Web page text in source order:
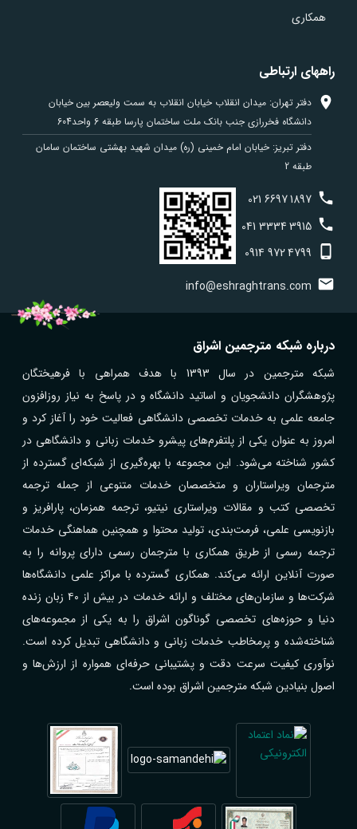
همکاری
راههای ارتباطی
دفتر تهران: میدان انقلاب خیابان انقلاب به سمت ولیعصر بین خیابان
دانشگاه فخررازی جنب بانک ملت ساختمان پارسا طبقه 6 واحد604
دفتر تبریز: خیابان امام خمینی (ره) میدان شهید بهشتی ساختمان سامان
طبقه 2
021 66971897
041 33343915
0914 9724799
info@eshraghtrans.com
درباره شبکه مترجمین اشراق
شبکه مترجمین در سال 1393 با هدف همراهی با فرهیختگان
پژوهشگران دانشجویان و اساتید دانشگاه و در پاسخ به نیاز روزافزون
جامعه علمی به خدمات تخصصی دانشگاهی فعالیت خود را آغاز کرد و
امروز به عنوان یکی از پلتفرم‌های پیشرو خدمات زبانی و دانشگاهی در
کشور شناخته می‌شود. این مجموعه با بهره‌گیری از شبکه‌ای گسترده از
مترجمان ویراستاران و متخصصان خدمات متنوعی از جمله ترجمه
تخصصی کتب و مقالات ویراستاری نیتیو، ترجمه همزمان، پارافریز و
بازنویسی علمی، فرمت‌بندی، تولید محتوا و همچنین هماهنگی خدمات
ترجمه رسمی از طریق همکاری با مترجمان رسمی دارای پروانه را به
صورت آنلاین ارائه می‌کند. همکاری گسترده با مراکز علمی دانشگاه‌ها
شرکت‌ها و سازمان‌های مختلف و ارائه خدمات در بیش از ۴۰ زبان زنده
دنیا و حوزه‌های تخصصی گوناگون اشراق را به یکی از مجموعه‌های
شناخته‌شده و پرمخاطب خدمات زبانی و دانشگاهی تبدیل کرده است.
نوآوری کیفیت سرعت دقت و پشتیبانی حرفه‌ای همواره از ارزش‌ها و
اصول بنیادین شبکه مترجمین اشراق بوده است.